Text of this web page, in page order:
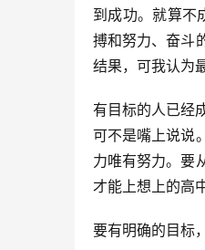
到成功。就算不
搏和努力、奋斗
结果，可我认为
有目标的人已经
可不是嘴上说说
力唯有努力。要
才能上想上的高
要有明确的目标